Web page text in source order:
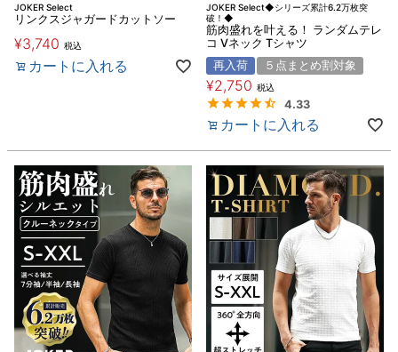
JOKER Select
リンクスジャガードカットソー
¥3,740 税込
カートに入れる
JOKER Select◆シリーズ累計6.2万枚突
破！◆
筋肉盛れを叶える！ ランダムテレ
コ Vネック Tシャツ
再入荷
５点まとめ割対象
¥2,750 税込
4.33
カートに入れる